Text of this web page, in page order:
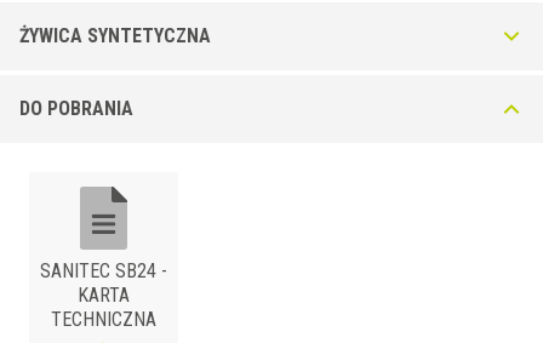
ŻYWICA SYNTETYCZNA
Wytłaczany jako stała żywica syntetyczna, profil barwiony w masie,
miękkie, przezroczyste zewnętrzne krawędzie profilu zapewniają
doskonałą przyczepność.
DO POBRANIA
SANITEC SB24 -
KARTA
TECHNICZNA